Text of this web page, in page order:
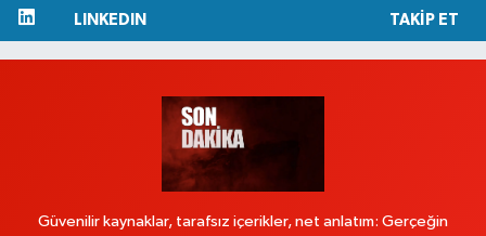
LINKEDIN TAKIP ET
Güvenilir kaynaklar, tarafsız içerikler, net anlatım: Gerçeğin